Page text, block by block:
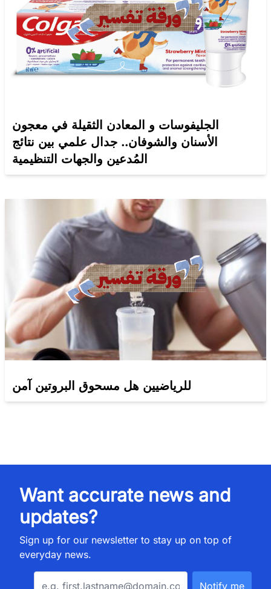
الجليفوسات و المعادن الثقيلة في معجون
الأسنان والشوفان.. جدال علمي بين نتائج
المُدعين والجهات التنظيمية
للرياضيين هل مسحوق البروتين آمن
Want accurate news and
updates?
Sign up for our newsletter to stay up on top of
everyday news.